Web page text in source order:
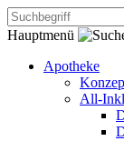
Hauptmenü
Apotheke
All-